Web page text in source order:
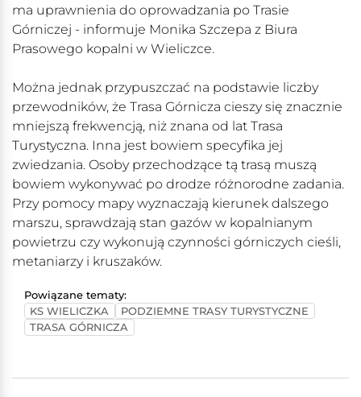
ma uprawnienia do oprowadzania po Trasie
Górniczej - informuje Monika Szczepa z Biura
Prasowego kopalni w Wieliczce.
Można jednak przypuszczać na podstawie liczby
przewodników, że Trasa Górnicza cieszy się znacznie
mniejszą frekwencją, niż znana od lat Trasa
Turystyczna. Inna jest bowiem specyfika jej
zwiedzania. Osoby przechodzące tą trasą muszą
bowiem wykonywać po drodze różnorodne zadania.
Przy pomocy mapy wyznaczają kierunek dalszego
marszu, sprawdzają stan gazów w kopalnianym
powietrzu czy wykonują czynności górniczych cieśli,
metaniarzy i kruszaków.
Powiązane tematy:
KS WIELICZKA
PODZIEMNE TRASY TURYSTYCZNE
TRASA GÓRNICZA